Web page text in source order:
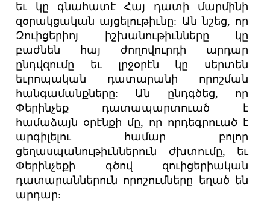
եւ կը գնահատէ Հայ դատի մարմինի
զօրակցական այցելութիւնը: Ան նշեց, որ
Զուիցերիոյ իշխանութիւնները կը
բաժնեն հայ ժողովուրդի արդար
ընդվզումը եւ լրջօրէն կը սերտեն
եւրոպական դատարանի որոշման
հանգամանքները: Ան ընդգծեց, որ
Փերինչեք դատապարտուած է
համաձայն օրէնքի մը, որ որդեգրուած է
արգիլելու համար բոլոր
ցեղասպանութիւններուն ժխտումը, եւ
Փերինչեքի գծով զուիցերիական
դատարաններուն որոշումները եղած են
արդար: